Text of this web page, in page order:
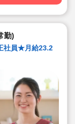
のある方や未経験
勤)
社員★月給23.2